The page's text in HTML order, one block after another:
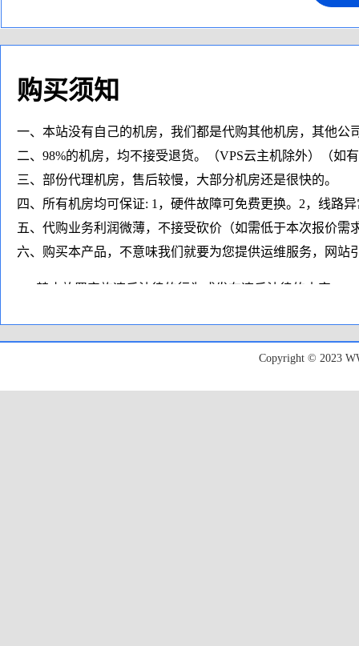
购买须知
一、本站没有自己的机房，我们都是代购其他机房，其他公
二、98%的机房，均不接受退货。（VPS云主机除外）（如
三、部份代理机房，售后较慢，大部分机房还是很快的。
四、所有机房均可保证: 1，硬件故障可免费更换。2，线路
五、代购业务利润微薄，不接受砍价（如需低于本次报价需
六、购买本产品，不意味我们就要为您提供运维服务，网站
1、禁止放置实施违反法律的行为或发布违反法律的内容；
4、禁止滥用系统资源、极度消耗服务器资源、硬盘I/O/带宽
Copyright © 2023